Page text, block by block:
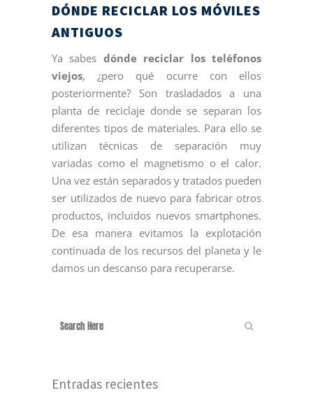
DÓNDE RECICLAR LOS MÓVILES
ANTIGUOS
Ya sabes dónde reciclar los teléfonos
viejos, ¿pero qué ocurre con ellos
posteriormente? Son trasladados a una
planta de reciclaje donde se separan los
diferentes tipos de materiales. Para ello se
utilizan técnicas de separación muy
variadas como el magnetismo o el calor.
Una vez están separados y tratados pueden
ser utilizados de nuevo para fabricar otros
productos, incluidos nuevos smartphones.
De esa manera evitamos la explotación
continuada de los recursos del planeta y le
damos un descanso para recuperarse.
Entradas recientes